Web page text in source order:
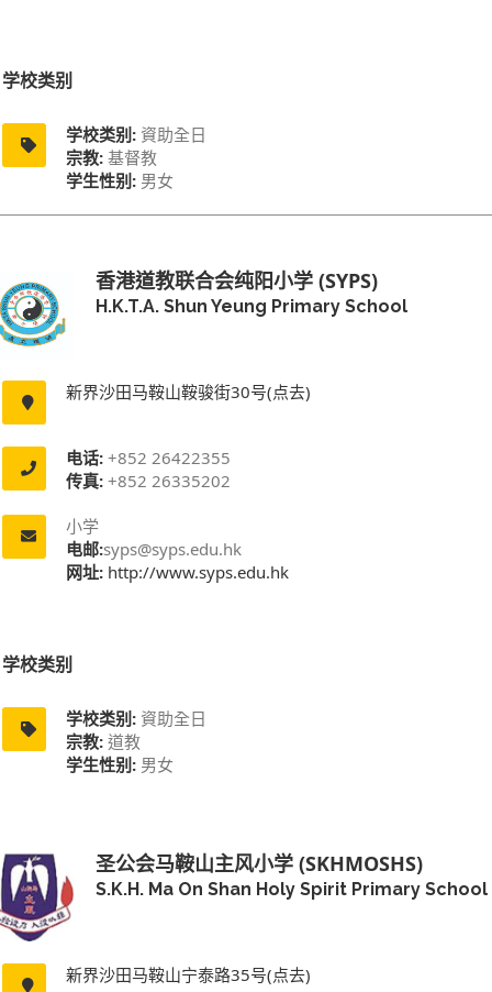
学校类别
学校类别: 資助全日
宗教: 基督教
学生性别: 男女
香港道教联合会纯阳小学 (SYPS)
H.K.T.A. Shun Yeung Primary School
新界沙田马鞍山鞍骏街30号(点去)
电话: +852 26422355
传真: +852 26335202
小学
电邮:syps@syps.edu.hk
网址: http://www.syps.edu.hk
学校类别
学校类别: 資助全日
宗教: 道教
学生性别: 男女
圣公会马鞍山主风小学 (SKHMOSHS)
S.K.H. Ma On Shan Holy Spirit Primary School
新界沙田马鞍山宁泰路35号(点去)